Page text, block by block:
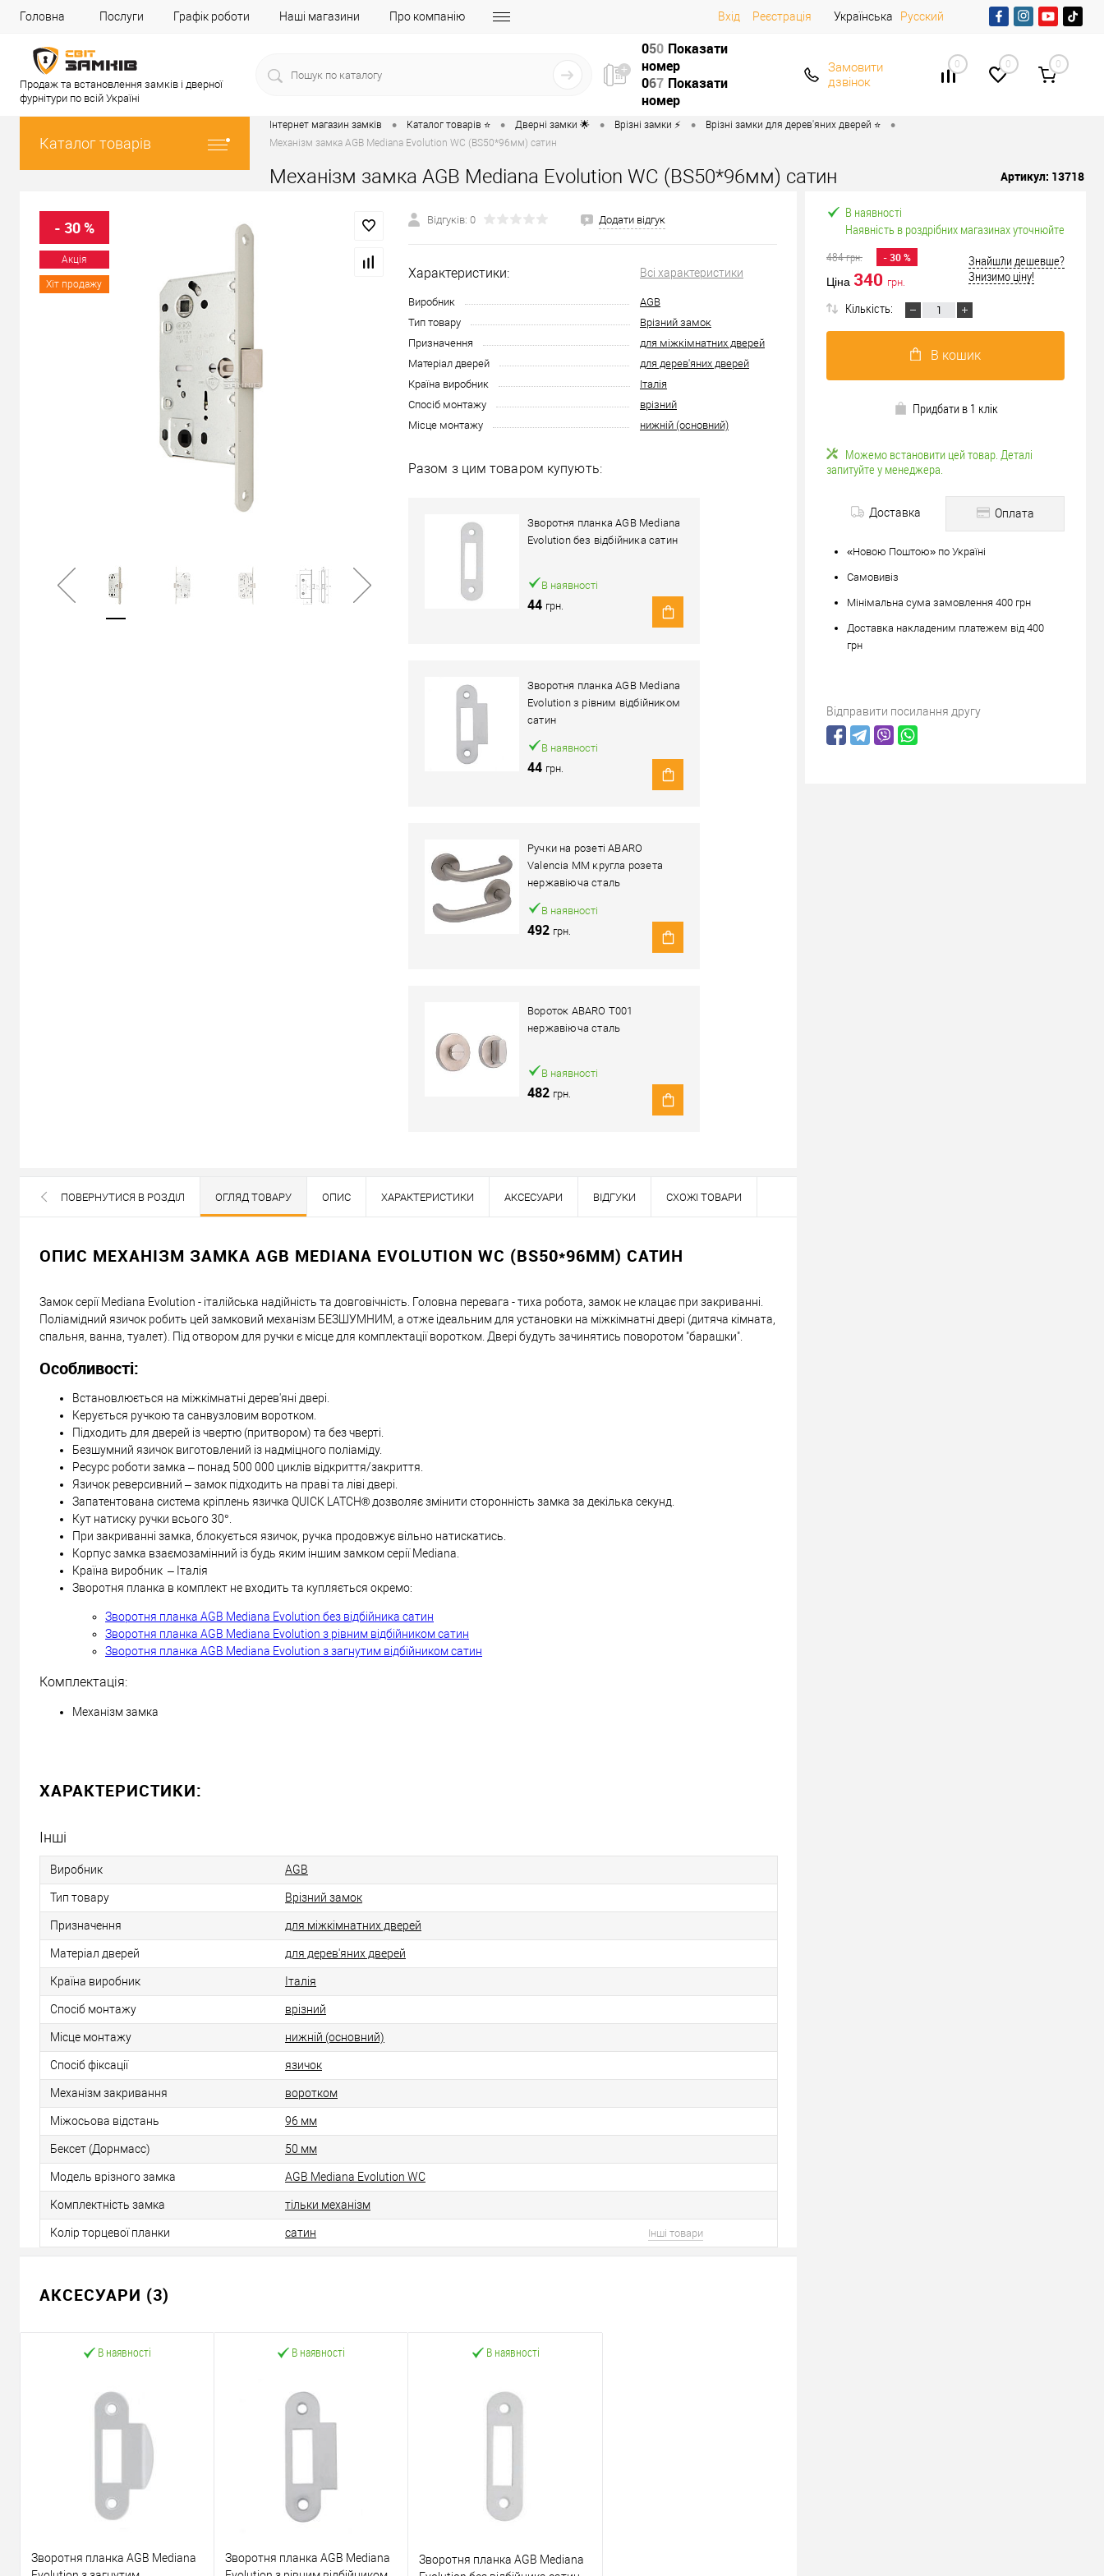
Головна Послуги Графік роботи Наші магазини Про компанію Вхід Реєстрація Українська Русский
Продаж та встановлення замків і дверної
фурнітури по всій Україні
050 Показати
номер
067 Показати
номер
Замовити
дзвінок
0 0 0
Каталог товарів
Інтернет магазин замків • Каталог товарів ⭐ • Дверні замки 🌟 • Врізні замки ⚡️ • Врізні замки для дерев'яних дверей ⭐ •
Механізм замка AGB Mediana Evolution WC (BS50*96мм) сатин
Механізм замка AGB Mediana Evolution WC (BS50*96мм) сатин Артикул: 13718
- 30 %
Акція
Хіт продажу
Відгуків: 0 Додати відгук
Характеристики: Всі характеристики
Виробник
AGB
Тип товару
Врізний замок
Призначення
для міжкімнатних дверей
Матеріал дверей
для дерев'яних дверей
Країна виробник
Італія
Спосіб монтажу
врізний
Місце монтажу
нижній (основний)
Разом з цим товаром купують:
Зворотня планка AGB Mediana
Evolution без відбійника сатин
В наявності
44 грн.
Зворотня планка AGB Mediana
Evolution з рівним відбійником
сатин
В наявності
44 грн.
Ручки на розеті ABARO
Valencia MM кругла розета
нержавіюча сталь
В наявності
492 грн.
Вороток ABARO T001
нержавіюча сталь
В наявності
482 грн.
В наявності
Наявність в роздрібних магазинах уточнюйте
Ціна
340
Кількість:
У кошик Купити в 1 клік
Доставка
«Новою Поштою» по Україні
Самовивіз
Мінімальна сума замовлення 400 грн
Доставка накладеним платежем від 400 грн
ПОВЕРНУТИСЯ В РОЗДІЛ ОГЛЯД ТОВАРУ ОПИС ХАРАКТЕРИСТИКИ АКСЕСУАРИ ВІДГУКИ СХОЖІ ТОВАРИ
ОПИС МЕХАНІЗМ ЗАМКА AGB MEDIANA EVOLUTION WC (BS50*96ММ) САТИН
Замок серії Mediana Evolution - італійська надійність та довговічність. Головна перевага - тиха робота, замок не клацає при закриванні.
Поліамідний язичок робить цей замковий механізм БЕЗШУМНИМ, а отже ідеальним для установки на міжкімнатні двері (дитяча кімната,
спальня, ванна, туалет). Під отвором для ручки є місце для комплектації воротком. Двері будуть зачинятись поворотом "барашки".
Особливості:
Встановлюється на міжкімнатні дерев'яні двері.
Керується ручкою та санвузловим воротком.
Підходить для дверей із чвертю (притвором) та без чверті.
Безшумний язичок виготовлений із надміцного поліаміду.
Ресурс роботи замка – понад 500 000 циклів відкриття/закриття.
Язичок реверсивний – замок підходить на праві та ліві двері.
Запатентована система кріплень язичка QUICK LATCH® дозволяє змінити сторонність замка за декілька секунд.
Кут натиску ручки всього 30°.
При закриванні замка, блокується язичок, ручка продовжує вільно натискатись.
Корпус замка взаємозамінний із будь яким іншим замком серії Mediana.
Країна виробник – Італія
Зворотня планка в комплект не входить та купляється окремо:
Зворотня планка AGB Mediana Evolution без відбійника сатин
Зворотня планка AGB Mediana Evolution з рівним відбійником сатин
Зворотня планка AGB Mediana Evolution з загнутим відбійником сатин
Комплектація:
Механізм замка
ХАРАКТЕРИСТИКИ:
Інші
Виробник AGB
Тип товару Врізний замок
Призначення для міжкімнатних дверей
Матеріал дверей для дерев'яних дверей
Країна виробник Італія
Спосіб монтажу врізний
Місце монтажу нижній (основний)
Спосіб фіксації язичок
Механізм закривання воротком
Міжосьова відстань 96 мм
Бексет (Дорнмасс) 50 мм
Модель врізного замка AGB Mediana Evolution WC
Комплектність замка тільки механізм
Колір торцевої планки сатин Інші товари
АКСЕСУАРИ (3)
В наявності
Зворотня планка AGB Mediana
В наявності
Зворотня планка AGB Mediana
В наявності
Зворотня планка AGB Mediana
В наявності
Наявність в роздрібних магазинах уточнюйте
484грн.
- 30 %
Ціна 340 грн.
Знайшли дешевше?
Знизимо ціну!
Кількість:
В кошик
Придбати в 1 клік
Можемо встановити цей товар. Деталі
запитуйте у менеджера.
Доставка Оплата
«Новою Поштою» по Україні
Самовивіз
Мінімальна сума замовлення 400 грн
Доставка накладеним платежем від 400
грн
Відправити посилання другу